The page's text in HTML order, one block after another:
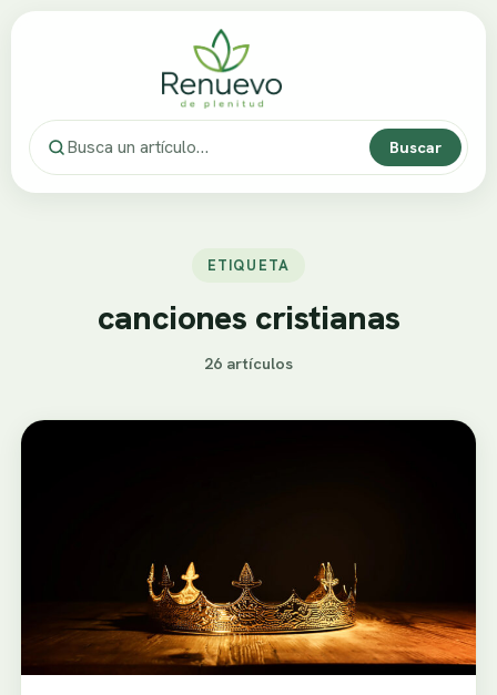
Buscar
ETIQUETA
canciones cristianas
26 artículos